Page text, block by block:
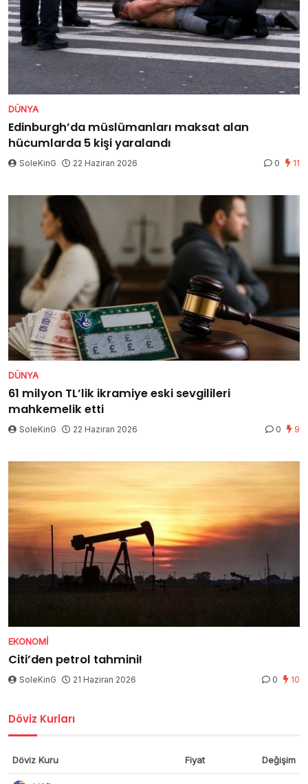
DÜNYA
Edinburgh’da müslümanları maksat alan
hücumlarda 5 kişi yaralandı
SoleKinG 22 Haziran 2026 0 11
DÜNYA
61 milyon TL’lik ikramiye eski sevgilileri
mahkemelik etti
SoleKinG 22 Haziran 2026 0 9
EKONOMI
Citi’den petrol tahmini!
SoleKinG 21 Haziran 2026 0 10
Döviz Kurları
Döviz Kuru Fiyat Değişim